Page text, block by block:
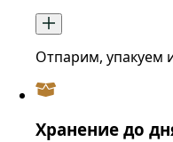
Отпарим, упакуем
Хранение до